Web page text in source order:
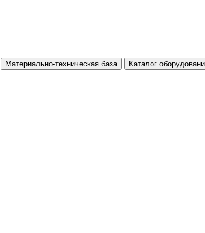
Материально-техническая база Каталог